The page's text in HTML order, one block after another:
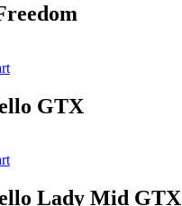
GTX
Lady Mid GTX